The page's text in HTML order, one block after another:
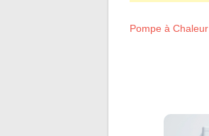
Pompe à Chaleur